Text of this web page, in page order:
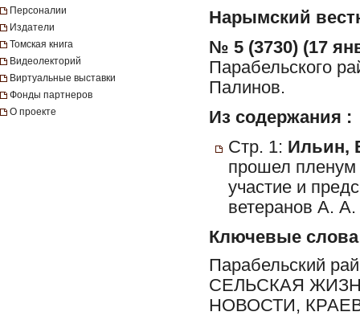
Персоналии
Издатели
Томская книга
Видеолекторий
Виртуальные выставки
Фонды партнеров
О проекте
Нарымский
№ 5 (3730) (17
Парабельского
Палинов.
Из содержания :
Стр. 1: Ильин,
прошел пленум
участие и
ветеранов А.
Ключевые слова
Парабельский
СЕЛЬСКАЯ
НОВОСТИ,